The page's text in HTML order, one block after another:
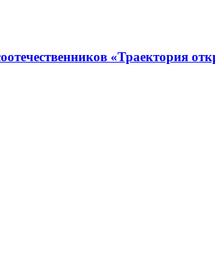
«Траектория